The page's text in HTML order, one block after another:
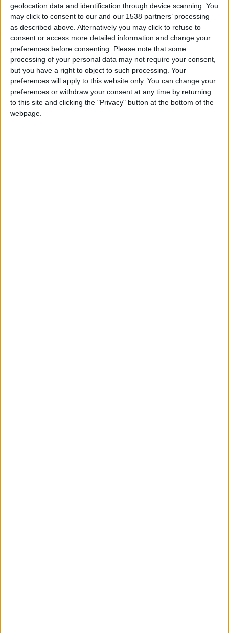
geolocation data and identification through device scanning. You
may click to consent to our and our 1538 partners’ processing
as described above. Alternatively you may click to refuse to
consent or access more detailed information and change your
preferences before consenting. Please note that some
processing of your personal data may not require your consent,
but you have a right to object to such processing. Your
preferences will apply to this website only. You can change your
preferences or withdraw your consent at any time by returning
to this site and clicking the "Privacy" button at the bottom of the
webpage.
ΔΕΙΤΕ ΦΩΤΟΓΡΑΦΙΕΣ ΣΤΟ FLICKR
WINNERS 2025